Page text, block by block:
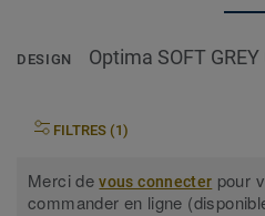
DESIGN Optima SOFT
FILTRES (1)
Merci devous connecter pour
commander en ligne